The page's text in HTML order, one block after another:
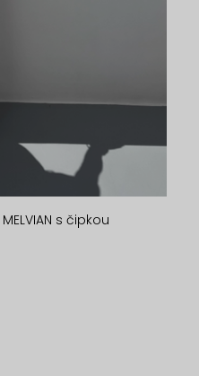
s čipkou